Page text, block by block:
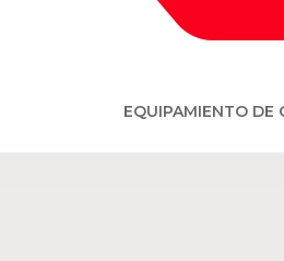
EQUIPAMIENTO DE